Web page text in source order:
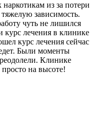
из за потери
тяжелую зависимость.
чуть не лишился
лечения в клинике
курс лечения сейчас
Были моменты
Клинике
на высоте!